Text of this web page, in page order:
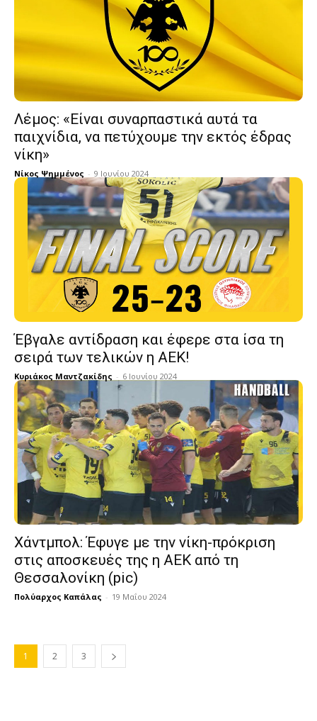
Λέμος: «Είναι συναρπαστικά αυτά τα
παιχνίδια, να πετύχουμε την εκτός έδρας
νίκη»
Νίκος Ψημμένος - 9 Ιουνίου 2024
Έβγαλε αντίδραση και έφερε στα ίσα τη
σειρά των τελικών η ΑΕΚ!
Κυριάκος Μαντζακίδης - 6 Ιουνίου 2024
Χάντμπολ: Έφυγε με την νίκη-πρόκριση
στις αποσκευές της η ΑΕΚ από τη
Θεσσαλονίκη (pic)
Πολύαρχος Καπάλας - 19 Μαΐου 2024
1 2 3